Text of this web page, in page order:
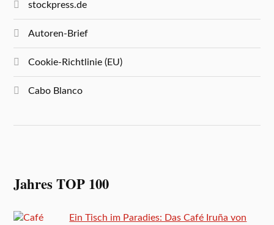
stockpress.de
Autoren-Brief
Cookie-Richtlinie (EU)
Cabo Blanco
Jahres TOP 100
Ein Tisch im Paradies: Das Café Iruña von